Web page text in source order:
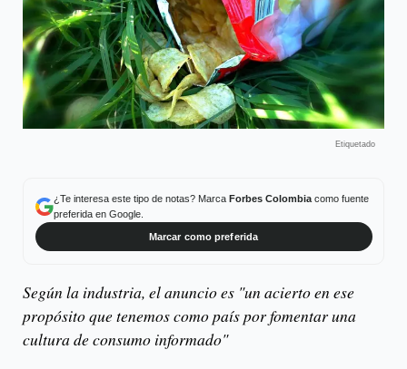
Etiquetado
¿Te interesa este tipo de notas? Marca Forbes Colombiacomo fuente
preferida en Google.
Marcar como preferida
Según la industria, el anuncio es "un acierto en ese
propósito que tenemos como país por fomentar una
cultura de consumo informado"